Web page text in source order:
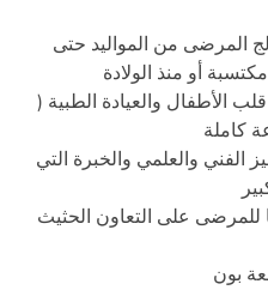
المرضى من المواليد حتى
الأطفال والعيادة الطبية (
الفني والعلمي والخبرة التي
على التعاون الحثيث